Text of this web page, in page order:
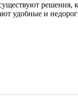
решения,
и